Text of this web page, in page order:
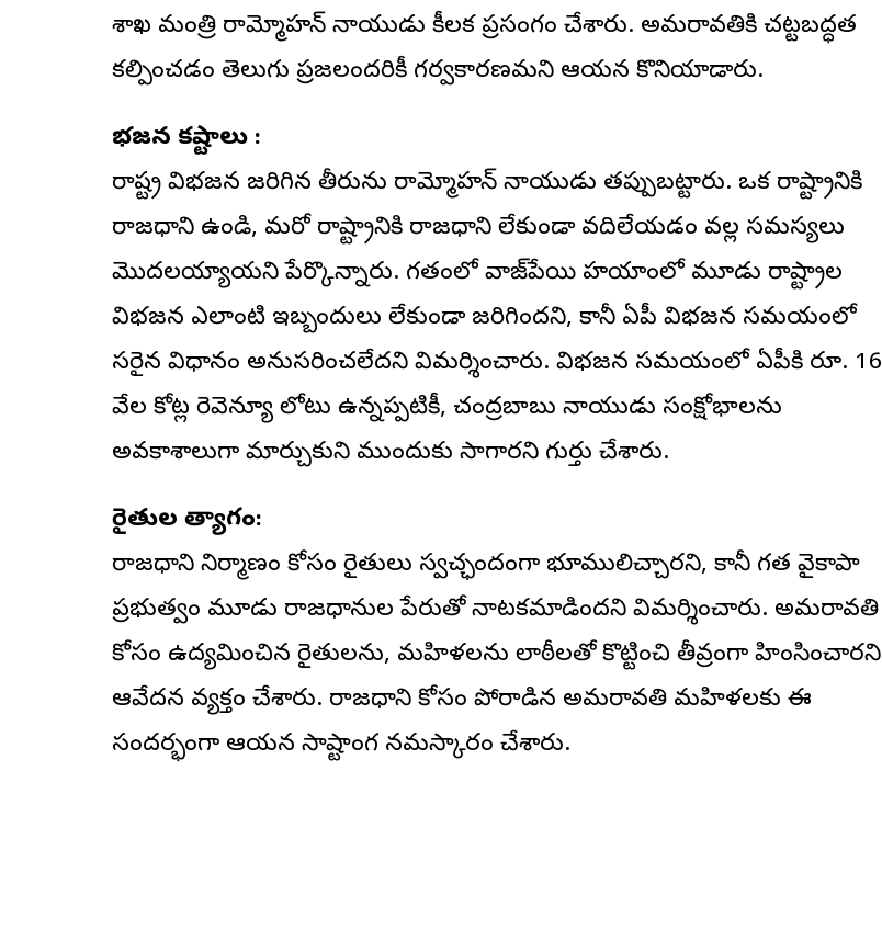
శాఖ మంత్రి రామ్మోహన్ నాయుడు కీలక ప్రసంగం చేశారు. అమరావతికి చట్టబద్ధత
కల్పించడం తెలుగు ప్రజలందరికీ గర్వకారణమని ఆయన కొనియాడారు.
విభజన కష్టాలు :
రాష్ట్ర విభజన జరిగిన తీరును రామ్మోహన్ నాయుడు తప్పుబట్టారు. ఒక రాష్ట్రానికి
రాజధాని ఉండి, మరో రాష్ట్రానికి రాజధాని లేకుండా వదిలేయడం వల్ల సమస్యలు
మొదలయ్యాయని పేర్కొన్నారు. గతంలో వాజ్‌పేయి హయాంలో మూడు రాష్ట్రాల
విభజన ఎలాంటి ఇబ్బందులు లేకుండా జరిగిందని, కానీ ఏపీ విభజన సమయంలో
సరైన విధానం అనుసరించలేదని విమర్శించారు. విభజన సమయంలో ఏపీకి రూ. 16
వేల కోట్ల రెవెన్యూ లోటు ఉన్నప్పటికీ, చంద్రబాబు నాయుడు సంక్షోభాలను
అవకాశాలుగా మార్చుకుని ముందుకు సాగారని గుర్తు చేశారు.
రైతుల త్యాగం:
రాజధాని నిర్మాణం కోసం రైతులు స్వచ్ఛందంగా భూములిచ్చారని, కానీ గత వైకాపా
ప్రభుత్వం మూడు రాజధానుల పేరుతో నాటకమాడిందని విమర్శించారు. అమరావతి
కోసం ఉద్యమించిన రైతులను, మహిళలను లాఠీలతో కొట్టించి తీవ్రంగా హింసించారని
ఆవేదన వ్యక్తం చేశారు. రాజధాని కోసం పోరాడిన అమరావతి మహిళలకు ఈ
సందర్భంగా ఆయన సాష్టాంగ నమస్కారం చేశారు.